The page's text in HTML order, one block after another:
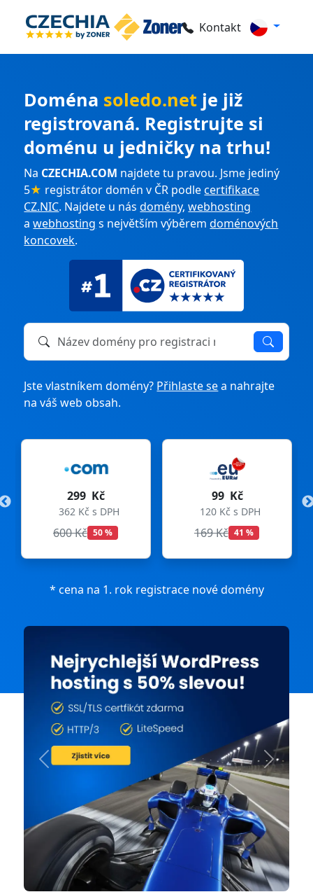
Kontakt
Doména soledo.net je již
registrovaná. Registrujte si
doménu u jedničky na trhu!
Na CZECHIA.COM najdete tu pravou. Jsme jediný
5★ registrátor domén v ČR podlecertifikace
CZ.NIC. Najdete u násdomény,webhosting
awebhosting s největším výběremdoménových
koncovek.
Název domény k registraci nebo převodu
Jste vlastníkem domény? Přihlaste sea nahrajte
na váš web obsah.
299 Kč
362 Kč s DPH
600 Kč 50 %
99 Kč
120 Kč s DPH
169 Kč 41 %
* cena na 1. rok registrace nové domény
Previous Next